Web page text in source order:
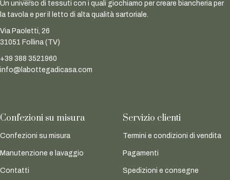
Un universo di tessuti con i quali giochiamo per creare biancheria per
la tavola e per il letto di alta qualità sartoriale.
Via Paoletti, 26
31051 Follina (TV)
+39 388 3521960
info@labottegadicasa.com
Confezioni su misura
Confezioni su misura
Manutenzione e lavaggio
Contatti
Servizio clienti
Termini e condizioni di vendita
Pagamenti
Spedizioni e consegne